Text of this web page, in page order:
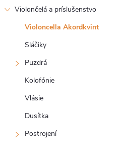
Violončelá a príslušenstvo
Violoncella Akordkvint
Sláčiky
Puzdrá
Kolofónie
Vlásie
Dusítka
Postrojení